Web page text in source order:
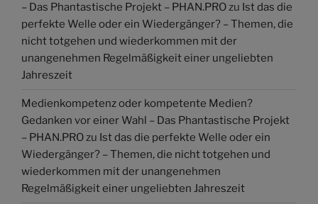
– Das Phantastische Projekt – PHAN.PROzu Ist das die
perfekte Welle oder ein Wiedergänger? – Themen, die
nicht totgehen und wiederkommen mit der
unangenehmen Regelmäßigkeit einer ungeliebten
Jahreszeit
Medienkompetenz oder kompetente Medien?
Gedanken vor einer Wahl – Das Phantastische Projekt
– PHAN.PROzu Ist das die perfekte Welle oder ein
Wiedergänger? – Themen, die nicht totgehen und
wiederkommen mit der unangenehmen
Regelmäßigkeit einer ungeliebten Jahreszeit